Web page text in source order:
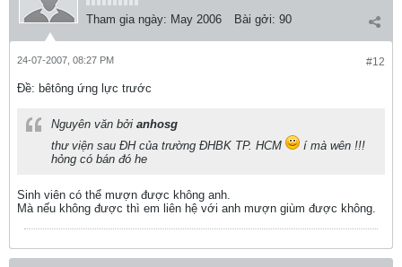
Tham gia ngày: May 2006 Bài gởi: 90
#12
24-07-2007, 08:27 PM
Ðề: bêtông ứng lực trước
Nguyên văn bởi anhosg
thư viện sau ĐH của trường ĐHBK TP. HCM
í mà wên !!!
hỏng có bán đó he
Sinh viên có thể mượn được không anh.
Mà nếu không được thì em liên hệ với anh mượn giùm được không.